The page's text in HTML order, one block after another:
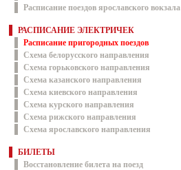
Расписание поездов ярославского вокзала
РАСПИСАНИЕ ЭЛЕКТРИЧЕК
Расписание пригородных поездов
Схема белорусского направления
Схема горьковского направления
Схема казанского направления
Схема киевского направления
Схема курского направления
Схема рижского направления
Схема ярославского направления
БИЛЕТЫ
Восстановление билета на поезд